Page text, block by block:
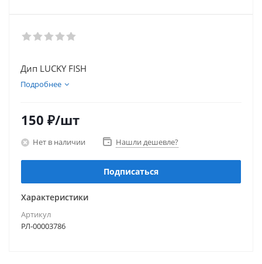
Дип LUCKY FISH
Подробнее
150 ₽/шт
Нет в наличии Нашли дешевле?
Подписаться
Характеристики
Артикул
РЛ-00003786